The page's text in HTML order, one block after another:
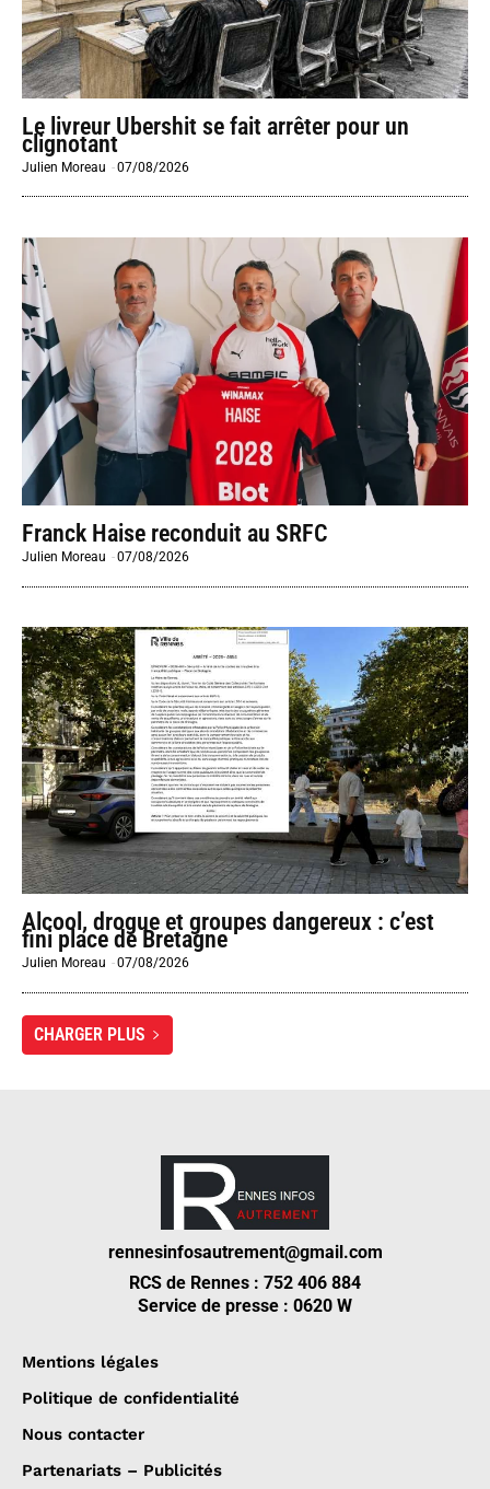
Le livreur Ubershit se fait arrêter pour un
clignotant
Julien Moreau -07/08/2026
Franck Haise reconduit au SRFC
Julien Moreau -07/08/2026
Alcool, drogue et groupes dangereux : c’est
fini place de Bretagne
Julien Moreau -07/08/2026
CHARGER PLUS
rennesinfosautrement@gmail.com
RCS de Rennes : 752 406 884
Service de presse : 0620 W
Mentions légales
Politique de confidentialité
Nous contacter
Partenariats – Publicités